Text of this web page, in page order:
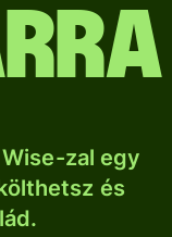
zal egy
és